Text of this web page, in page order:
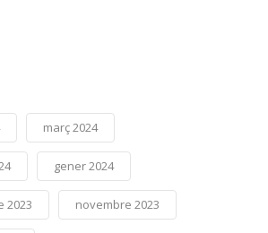
març 2024
gener 2024
2023 novembre 2023